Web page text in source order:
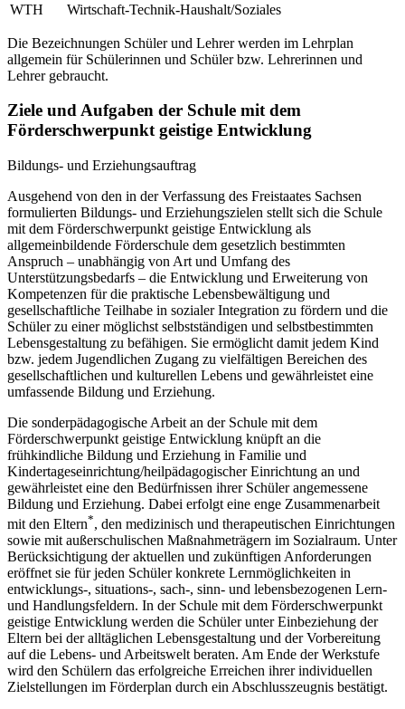
WTH
Wirtschaft-Technik-Haushalt/Soziales
Die Bezeichnungen Schüler und Lehrer werden im Lehrplan
allgemein für Schülerinnen und Schüler bzw. Lehrerinnen und
Lehrer gebraucht.
Ziele und Aufgaben der Schule mit dem
Förderschwerpunkt geistige Entwicklung
Bildungs- und Erziehungsauftrag
Ausgehend von den in der Verfassung des Freistaates Sachsen
formulierten Bildungs- und Erziehungszielen stellt sich die Schule
mit dem Förderschwerpunkt geistige Entwicklung als
allgemeinbildende Förderschule dem gesetzlich bestimmten
Anspruch – unabhängig von Art und Umfang des
Unterstützungsbedarfs – die Entwicklung und Erweiterung von
Kompetenzen für die praktische Lebensbewältigung und
gesellschaftliche Teilhabe in sozialer Integration zu fördern und die
Schüler zu einer möglichst selbstständigen und selbstbestimmten
Lebensgestaltung zu befähigen. Sie ermöglicht damit jedem Kind
bzw. jedem Jugendlichen Zugang zu vielfältigen Bereichen des
gesellschaftlichen und kulturellen Lebens und gewährleistet eine
umfassende Bildung und Erziehung.
Die sonderpädagogische Arbeit an der Schule mit dem
Förderschwerpunkt geistige Entwicklung knüpft an die
frühkindliche Bildung und Erziehung in Familie und
Kindertageseinrichtung/heilpädagogischer Einrichtung an und
gewährleistet eine den Bedürfnissen ihrer Schüler angemessene
Bildung und Erziehung. Dabei erfolgt eine enge Zusammenarbeit
mit den Eltern*, den medizinisch und therapeutischen Einrichtungen
sowie mit außerschulischen Maßnahmeträgern im Sozialraum. Unter
Berücksichtigung der aktuellen und zukünftigen Anforderungen
eröffnet sie für jeden Schüler konkrete Lernmöglichkeiten in
entwicklungs-, situations-, sach-, sinn- und lebensbezogenen Lern-
und Handlungsfeldern. In der Schule mit dem Förderschwerpunkt
geistige Entwicklung werden die Schüler unter Einbeziehung der
Eltern bei der alltäglichen Lebensgestaltung und der Vorbereitung
auf die Lebens- und Arbeitswelt beraten. Am Ende der Werkstufe
wird den Schülern das erfolgreiche Erreichen ihrer individuellen
Zielstellungen im Förderplan durch ein Abschlusszeugnis bestätigt.